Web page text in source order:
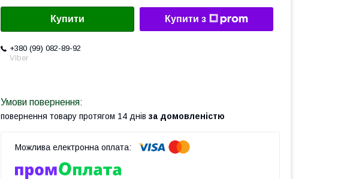
Купити Купити з
+380 (99) 082-89-92
Viber
повернення товару протягом 14 днів за домовленістю